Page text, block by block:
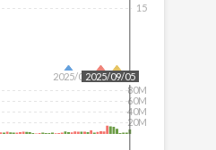
2025/08/13
15
2025/09/05
20M
40M
60M
80M